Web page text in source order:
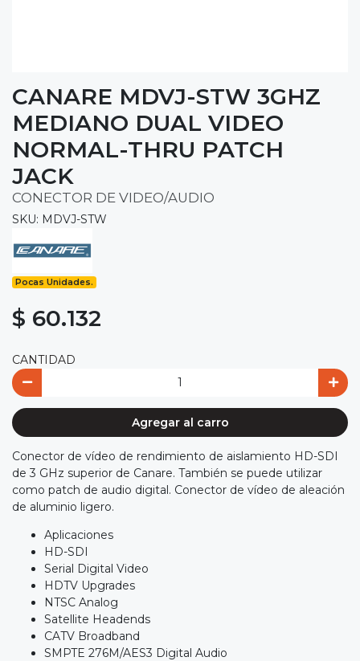
CANARE MDVJ-STW 3GHZ
MEDIANO DUAL VIDEO
NORMAL-THRU PATCH
JACK
CONECTOR DE VIDEO/AUDIO
SKU: MDVJ-STW
Pocas Unidades.
$ 60.132
CANTIDAD
Agregar al carro
Conector de vídeo de rendimiento de aislamiento HD-SDI
de 3 GHz superior de Canare. También se puede utilizar
como patch de audio digital. Conector de vídeo de aleación
de aluminio ligero.
Aplicaciones
HD-SDI
Serial Digital Video
HDTV Upgrades
NTSC Analog
Satellite Headends
CATV Broadband
SMPTE 276M/AES3 Digital Audio